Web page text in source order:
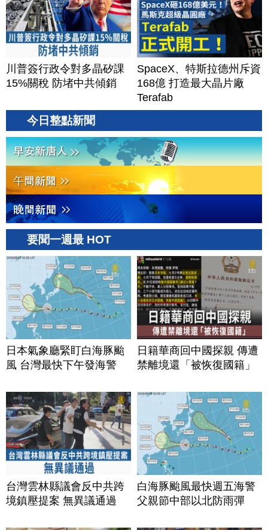
川普簽行政令對多晶矽課
15%關稅 防堵中共傾銷
SpaceX、特斯拉德州斥資
168億 打造最大晶片廠
Terafab
今日整點新聞
要聞一週最 HOT
日本氣象廳緊盯白海豚颱
風 台灣最快下午發海警
日籍華商回中國探親 傳遭
禁離境還「被恢復國籍」
台灣雲林縣議會反中共跨
境鎮壓提案 無異議通過
白海豚颱風最快週五海警
父親節中部以北防雨彈